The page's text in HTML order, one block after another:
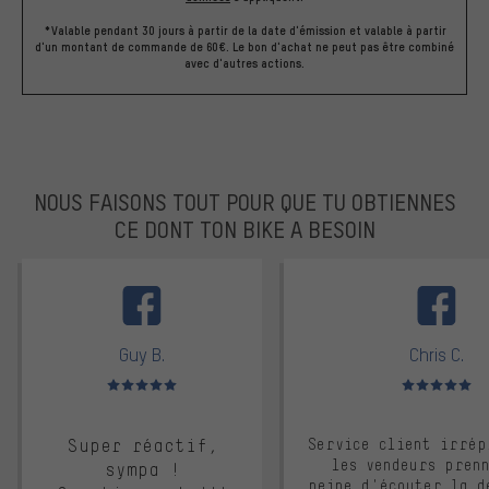
*Valable pendant 30 jours à partir de la date d'émission et valable à partir
d'un montant de commande de 60€. Le bon d'achat ne peut pas être combiné
avec d'autres actions.
NOUS FAISONS TOUT POUR QUE TU OBTIENNES
CE DONT TON BIKE A BESOIN
Guy B.
Note moyenne : 5 sur 5
Super réactif,
sympa !
Chris C.
Note moyenne :
Service client
les vendeurs